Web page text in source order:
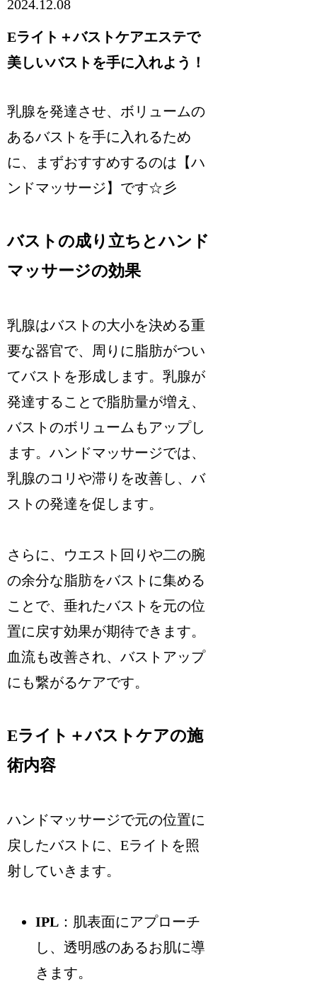
2024.12.08
Eライト＋バストケアエステで
美しいバストを手に入れよう！
乳腺を発達させ、ボリュームの
あるバストを手に入れるため
に、まずおすすめするのは【ハ
ンドマッサージ】です☆彡
バストの成り立ちとハンド
マッサージの効果
乳腺はバストの大小を決める重
要な器官で、周りに脂肪がつい
てバストを形成します。乳腺が
発達することで脂肪量が増え、
バストのボリュームもアップし
ます。ハンドマッサージでは、
乳腺のコリや滞りを改善し、バ
ストの発達を促します。
さらに、ウエスト回りや二の腕
の余分な脂肪をバストに集める
ことで、垂れたバストを元の位
置に戻す効果が期待できます。
血流も改善され、バストアップ
にも繋がるケアです。
Eライト＋バストケアの施
術内容
ハンドマッサージで元の位置に
戻したバストに、Eライトを照
射していきます。
IPL ：肌表面にアプローチ
し、透明感のあるお肌に導
きます。